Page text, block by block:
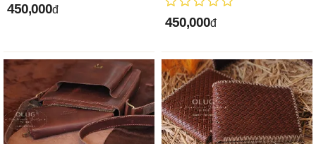
450,000đ
450,000đ